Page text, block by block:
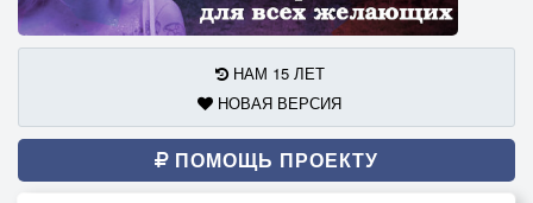
НАМ 15 ЛЕТ
НОВАЯ ВЕРСИЯ
ПОМОЩЬ ПРОЕКТУ